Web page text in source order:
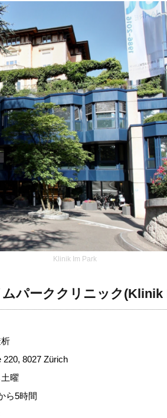
Klinik Im Park
パーククリニック(Klinik
析
220, 8027 Zürich
曜
ら5時間